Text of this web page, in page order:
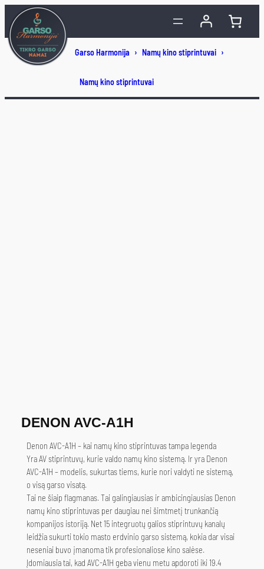
prie
turinio
DENON AVC-A1H
Denon AVC-A1H – kai namų kino stiprintuvas tampa legenda
Yra AV stiprintuvų, kurie valdo namų kino sistemą. Ir yra Denon
AVC-A1H – modelis, sukurtas tiems, kurie nori valdyti ne sistemą,
o visą garso visatą.
Tai ne šiaip flagmanas. Tai galingiausias ir ambicingiausias Denon
namų kino stiprintuvas per daugiau nei šimtmetį trunkančią
kompanijos istoriją. Net 15 integruotų galios stiprintuvų kanalų
leidžia sukurti tokio masto erdvinio garso sistemą, kokia dar visai
neseniai buvo įmanoma tik profesionaliose kino salėse.
Įdomiausia tai, kad AVC-A1H geba vienu metu apdoroti iki 19.4